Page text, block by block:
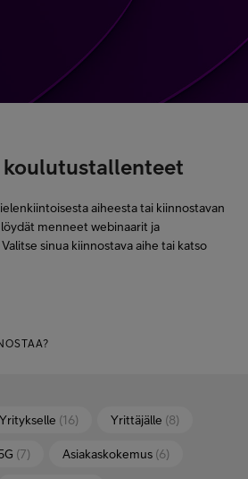
aiheesta tai kiinnostavan
menneet webinaarit ja
sinua kiinnostava aihe tai katso
Yritykselle (16) Yrittäjälle (8)
(7) Asiakaskokemus (6)